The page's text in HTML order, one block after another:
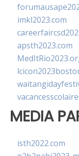
imkl2023.com
apsth2023.com
MEDIA
isth2022.com